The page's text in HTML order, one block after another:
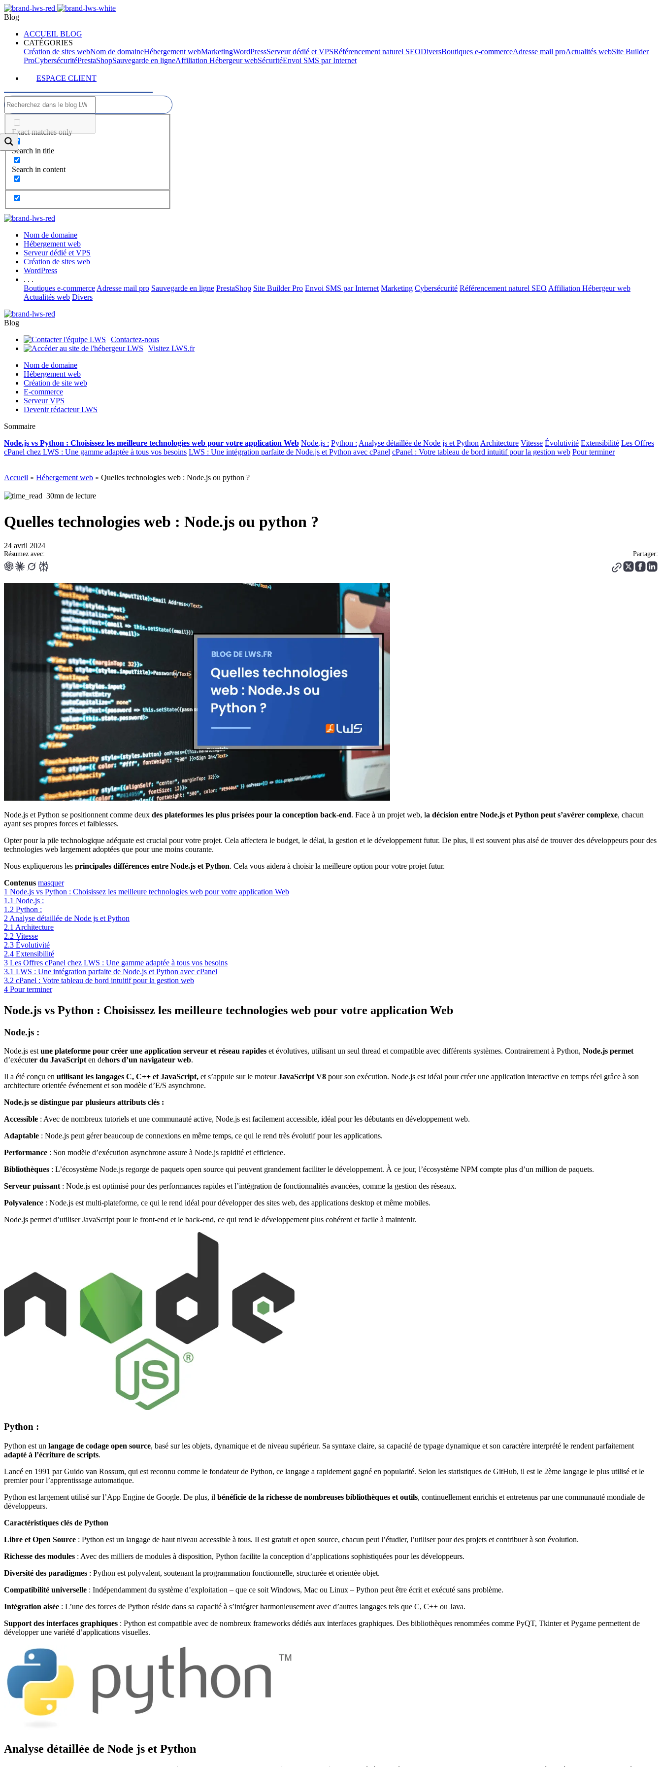
Blog
ACCUEIL BLOG
CATÉGORIES
Création de sites webNom de domaineHébergement webMarketingWordPressServeur dédié et VPSRéférencement naturel SEODiversBoutiques e-commerceAdresse mail proActualités webSite Builder
ProCybersécuritéPrestaShopSauvegarde en ligneAffiliation Hébergeur webSécuritéEnvoi SMS par Internet
ESPACE CLIENT
Exact matches only
Search in title
Search in content
Nom de domaine
Hébergement web
Serveur dédié et VPS
Création de sites web
WordPress
. . .
Boutiques e-commerce Adresse mail pro Sauvegarde en ligne PrestaShop Site Builder Pro Envoi SMS par Internet Marketing Cybersécurité Référencement naturel SEO Affiliation Hébergeur web
Actualités web Divers
Blog
Contactez-nous
Visitez LWS.fr
Nom de domaine
Hébergement web
Création de site web
E-commerce
Serveur VPS
Devenir rédacteur LWS
Sommaire
Node.js vs Python : Choisissez les meilleure technologies web pour votre application Web Node.js : Python : Analyse détaillée de Node js et Python Architecture Vitesse Évolutivité Extensibilité Les Offres
cPanel chez LWS : Une gamme adaptée à tous vos besoins LWS : Une intégration parfaite de Node.js et Python avec cPanel cPanel : Votre tableau de bord intuitif pour la gestion web Pour terminer
Accueil » Hébergement web » Quelles technologies web : Node.js ou python ?
30mn de lecture
Quelles technologies web : Node.js ou python ?
24 avril 2024
Résumez avec: Partager:
Node.js et Python se positionnent comme deux des plateformes les plus prisées pour la conception back-end. Face à un projet web, la décision entre Node.js et Python peut s’avérer complexe, chacun
ayant ses propres forces et faiblesses.
Opter pour la pile technologique adéquate est crucial pour votre projet. Cela affectera le budget, le délai, la gestion et le développement futur. De plus, il est souvent plus aisé de trouver des développeurs pour des
technologies web largement adoptées que pour une moins courante.
Nous expliquerons les principales différences entre Node.js et Python. Cela vous aidera à choisir la meilleure option pour votre projet futur.
Contenus masquer
1 Node.js vs Python : Choisissez les meilleure technologies web pour votre application Web
1.1 Node.js :
1.2 Python :
2 Analyse détaillée de Node js et Python
2.1 Architecture
2.2 Vitesse
2.3 Évolutivité
2.4 Extensibilité
3 Les Offres cPanel chez LWS : Une gamme adaptée à tous vos besoins
3.1 LWS : Une intégration parfaite de Node.js et Python avec cPanel
3.2 cPanel : Votre tableau de bord intuitif pour la gestion web
4 Pour terminer
Node.js vs Python : Choisissez les meilleure technologies web pour votre application Web
Node.js :
Node.js estune plateforme pour créer une application serveur et réseau rapides et évolutives, utilisant un seul thread et compatible avec différents systèmes. Contrairement à Python, Node.js permet
d’exécuter du JavaScripten dehors d’un navigateur web.
Il a été conçu en utilisant les langages C, C++ et JavaScript, et s’appuie sur le moteurJavaScript V8 pour son exécution. Node.js est idéal pour créer une application interactive en temps réel grâce à son
architecture orientée événement et son modèle d’E/S asynchrone.
Node.js se distingue par plusieurs attributs clés :
Accessible : Avec de nombreux tutoriels et une communauté active, Node.js est facilement accessible, idéal pour les débutants en développement web.
Adaptable : Node.js peut gérer beaucoup de connexions en même temps, ce qui le rend très évolutif pour les applications.
Performance : Son modèle d’exécution asynchrone assure à Node.js rapidité et efficience.
Bibliothèques : L’écosystème Node.js regorge de paquets open source qui peuvent grandement faciliter le développement. À ce jour, l’écosystème NPM compte plus d’un million de paquets.
Serveur puissant: Node.js est optimisé pour des performances rapides et l’intégration de fonctionnalités avancées, comme la gestion des réseaux.
Polyvalence : Node.js est multi-plateforme, ce qui le rend idéal pour développer des sites web, des applications desktop et même mobiles.
Node.js permet d’utiliser JavaScript pour le front-end et le back-end, ce qui rend le développement plus cohérent et facile à maintenir.
Python :
Python est un langage de codage open source, basé sur les objets, dynamique et de niveau supérieur. Sa syntaxe claire, sa capacité de typage dynamique et son caractère interprété le rendent parfaitement
adapté à l’écriture de scripts.
Lancé en 1991 par Guido van Rossum, qui est reconnu comme le fondateur de Python, ce langage a rapidement gagné en popularité. Selon les statistiques de GitHub, il est le 2ème langage le plus utilisé et le
premier pour l’apprentissage automatique.
Python est largement utilisé sur l’App Engine de Google. De plus, il bénéficie de la richesse de nombreuses bibliothèques et outils, continuellement enrichis et entretenus par une communauté mondiale de
développeurs.
Caractéristiques clés de Python
Libre et Open Source : Python est un langage de haut niveau accessible à tous. Il est gratuit et open source, chacun peut l’étudier, l’utiliser pour des projets et contribuer à son évolution.
Richesse des modules : Avec des milliers de modules à disposition, Python facilite la conception d’applications sophistiquées pour les développeurs.
Diversité des paradigmes : Python est polyvalent, soutenant la programmation fonctionnelle, structurée et orientée objet.
Compatibilité universelle : Indépendamment du système d’exploitation – que ce soit Windows, Mac ou Linux – Python peut être écrit et exécuté sans problème.
Intégration aisée : L’une des forces de Python réside dans sa capacité à s’intégrer harmonieusement avec d’autres langages tels que C, C++ ou Java.
Support des interfaces graphiques : Python est compatible avec de nombreux frameworks dédiés aux interfaces graphiques. Des bibliothèques renommées comme PyQT, Tkinter et Pygame permettent de
développer une variété d’applications visuelles.
Analyse détaillée de Node js et Python